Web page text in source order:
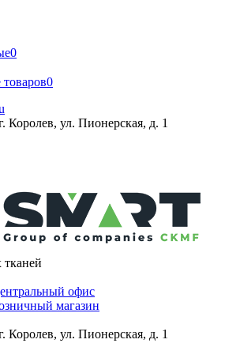
0
0
Королев, ул. Пионерская, д. 1
офис
магазин
Королев, ул. Пионерская, д. 1